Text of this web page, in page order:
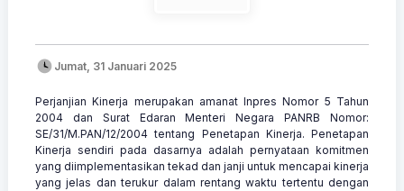
Jumat, 31 Januari 2025
Perjanjian Kinerja merupakan amanat Inpres Nomor 5 Tahun
2004 dan Surat Edaran Menteri Negara PANRB Nomor:
SE/31/M.PAN/12/2004 tentang Penetapan Kinerja. Penetapan
Kinerja sendiri pada dasarnya adalah pernyataan komitmen
yang diimplementasikan tekad dan janji untuk mencapai kinerja
yang jelas dan terukur dalam rentang waktu tertentu dengan